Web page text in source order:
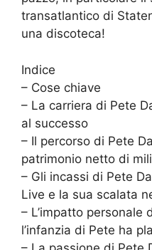
transatlantico di
una discoteca!
Indice
– Cose chiave
– La carriera di Pete
al successo
– Il percorso di Pete
patrimonio netto di
– Gli incassi di Pete
Live e la sua scalata
– L’impatto personale
l’infanzia di Pete ha